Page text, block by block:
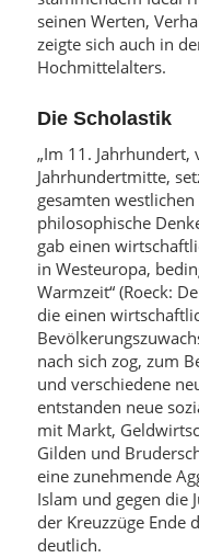
seinen Werten,
zeigte sich auch in
Hochmittelalters.
Die Scholastik
„Im 11. Jahrhundert,
Jahrhundertmitte,
gesamten
philosophische
gab einen
in Westeuropa,
Warmzeit“ (Roeck:
die einen
nach sich zog, zum
und verschiedene
entstanden neue
mit Markt,
Gilden und
eine zunehmende
Islam und gegen die
der Kreuzzüge Ende
deutlich.